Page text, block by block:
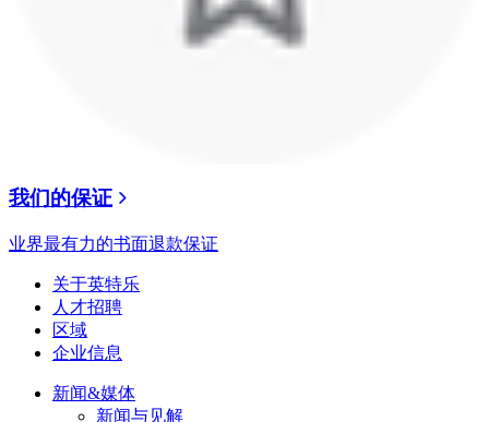
我们的保证
业界最有力的书面退款保证
关于英特乐
人才招聘
区域
企业信息
新闻&媒体
新闻与见解